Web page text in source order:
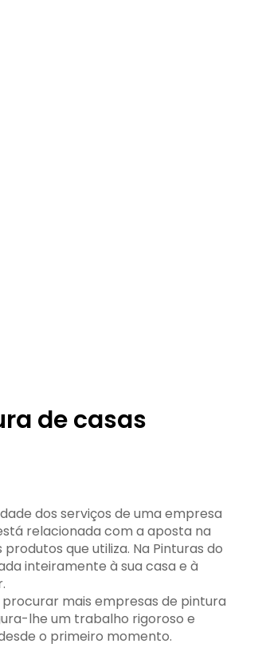
de casas
dos serviços de uma empresa
relacionada com a aposta na
que utiliza. Na Pinturas do
inteiramente à sua casa e à
mais empresas de pintura
lhe um trabalho rigoroso e
o primeiro momento.